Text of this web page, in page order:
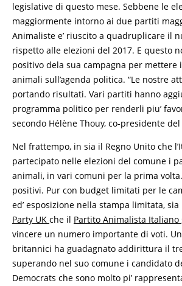
legislative di questo mese. Sebbene le
maggiormente intorno ai due partiti
Animaliste e’ riuscito a quadruplicare il
rispetto alle elezioni del 2017. E questo
positivo dela sua campagna per mettere
animali sull’agenda politica. “Le nostre
portando risultati. Vari partiti hanno
programma politico per renderli piu’
secondo Hélène Thouy, co-presidente
Nel frattempo, in sia il Regno Unito che
partecipato nelle elezioni del comune i
animali, in vari comuni per la prima
positivi. Pur con budget limitati per le
ed’ esposizione nella stampa limitata, sia
Party UK che il Partito Animalista Italiano
vincere un numero importante di voti.
britannici ha guadagnato addirittura il
superando nel suo comune i candidato
Democrats che sono molto pi’